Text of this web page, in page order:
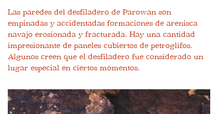
Las paredes del desfiladero de Parowan son
empinadas y accidentadas formaciones de arenisca
navajo erosionada y fracturada. Hay una cantidad
impresionante de paneles cubiertos de petroglifos.
Algunos creen que el desfiladero fue considerado un
lugar especial en ciertos momentos.